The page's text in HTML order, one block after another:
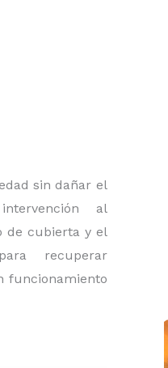
sin dañar el
al
de cubierta y el
recuperar
funcionamiento